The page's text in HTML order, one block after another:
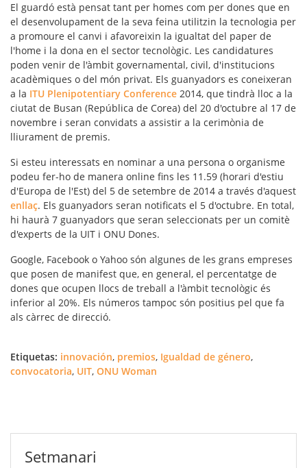
El guardó està pensat tant per homes com per dones que en
el desenvolupament de la seva feina utilitzin la tecnologia per
a promoure el canvi i afavoreixin la igualtat del paper de
l'home i la dona en el sector tecnològic. Les candidatures
poden venir de l'àmbit governamental, civil, d'institucions
acadèmiques o del món privat. Els guanyadors es coneixeran
a la ITU Plenipotentiary Conference 2014, que tindrà lloc a la
ciutat de Busan (República de Corea) del 20 d'octubre al 17 de
novembre i seran convidats a assistir a la cerimònia de
lliurament de premis.
Si esteu interessats en nominar a una persona o organisme
podeu fer-ho de manera online fins les 11.59 (horari d'estiu
d'Europa de l'Est) del 5 de setembre de 2014 a través d'aquest
enllaç. Els guanyadors seran notificats el 5 d'octubre. En total,
hi haurà 7 guanyadors que seran seleccionats per un comitè
d'experts de la UIT i ONU Dones.
Google, Facebook o Yahoo són algunes de les grans empreses
que posen de manifest que, en general, el percentatge de
dones que ocupen llocs de treball a l'àmbit tecnològic és
inferior al 20%. Els números tampoc són positius pel que fa
als càrrec de direcció.
Etiquetas: innovación, premios, Igualdad de género,
convocatoria, UIT, ONU Woman
Setmanari